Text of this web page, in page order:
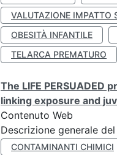
VALUTAZIONE IMPATTO
OBESITÀ INFANTILE
TELARCA PREMATURO
The LIFE
linking exposure and
Contenuto Web
Descrizione generale
CONTAMINANTI CHIMICI